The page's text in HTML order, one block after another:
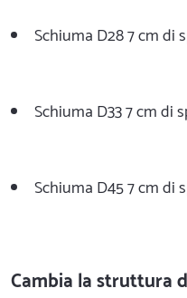
Schiuma D28 7 cm di
Schiuma D33 7 cm di
Schiuma D45 7 cm di
Cambia la struttura